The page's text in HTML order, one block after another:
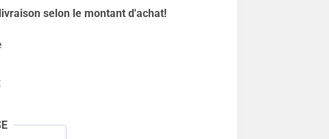
selon le montant d'achat!